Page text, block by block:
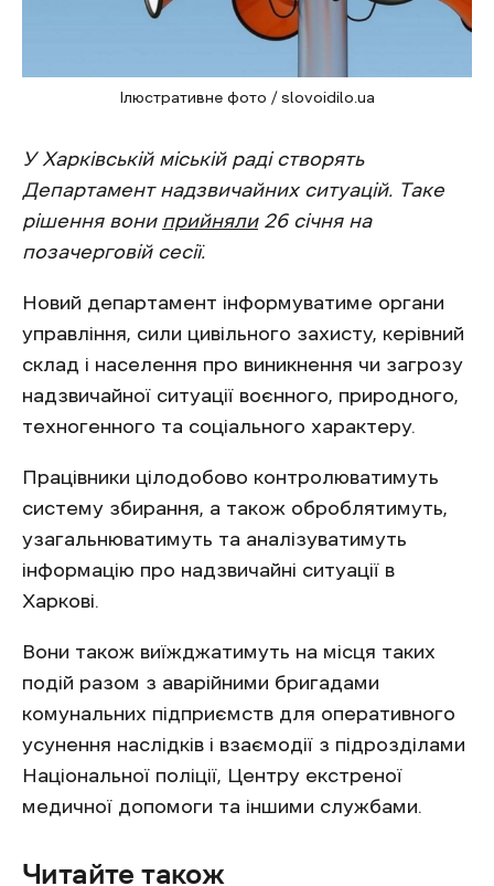
Ілюстративне фото / slovoidilo.ua
У Харківській міській раді створять
Департамент надзвичайних ситуацій. Таке
рішення вони прийняли26 січня на
позачерговій сесії.
Новий департамент інформуватиме органи
управління, сили цивільного захисту, керівний
склад і населення про виникнення чи загрозу
надзвичайної ситуації воєнного, природного,
техногенного та соціального характеру.
Працівники цілодобово контролюватимуть
систему збирання, а також оброблятимуть,
узагальнюватимуть та аналізуватимуть
інформацію про надзвичайні ситуації в
Харкові.
Вони також виїжджатимуть на місця таких
подій разом з аварійними бригадами
комунальних підприємств для оперативного
усунення наслідків і взаємодії з підрозділами
Національної поліції, Центру екстреної
медичної допомоги та іншими службами.
Читайте також